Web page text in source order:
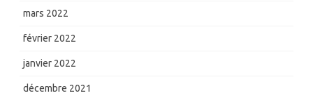
mars 2022
février 2022
janvier 2022
décembre 2021